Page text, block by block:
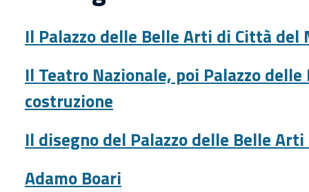
Il Palazzo delle Belle Arti di Città del
Il Teatro Nazionale, poi Palazzo
costruzione
Il disegno del Palazzo delle Belle
Adamo Boari